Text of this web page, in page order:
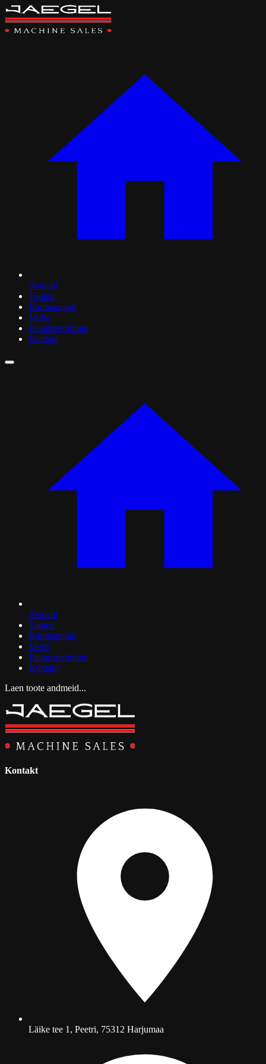
Avaleht
Tooted
Kampaaniad
Meist
Finantseerimine
Kontakt
Avaleht
Tooted
Kampaaniad
Meist
Finantseerimine
Kontakt
Laen toote andmeid...
Kontakt
Läike tee 1, Peetri, 75312 Harjumaa